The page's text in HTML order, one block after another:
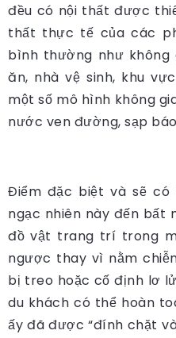
đều có nội thất được
thất thực tế của các
bình thường như không
ăn, nhà vệ sinh, khu
một số mô hình không
nước ven đường, sạp
Điểm đặc biệt và sẽ
ngạc nhiên này đến bất
đồ vật trang trí trong
ngược thay vì nằm
bị treo hoặc cố định lơ
du khách có thể hoàn
ấy đã được “đính chặt